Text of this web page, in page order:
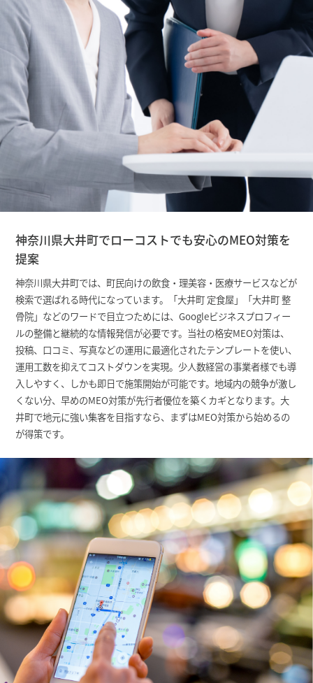
神奈川県大井町でローコストでも安心のMEO対策を
提案
神奈川県大井町では、町民向けの飲食・理美容・医療サービスなどが
検索で選ばれる時代になっています。「大井町 定食屋」「大井町 整
骨院」などのワードで目立つためには、Googleビジネスプロフィー
ルの整備と継続的な情報発信が必要です。当社の格安MEO対策は、
投稿、口コミ、写真などの運用に最適化されたテンプレートを使い、
運用工数を抑えてコストダウンを実現。少人数経営の事業者様でも導
入しやすく、しかも即日で施策開始が可能です。地域内の競争が激し
くない分、早めのMEO対策が先行者優位を築くカギとなります。大
井町で地元に強い集客を目指すなら、まずはMEO対策から始めるの
が得策です。